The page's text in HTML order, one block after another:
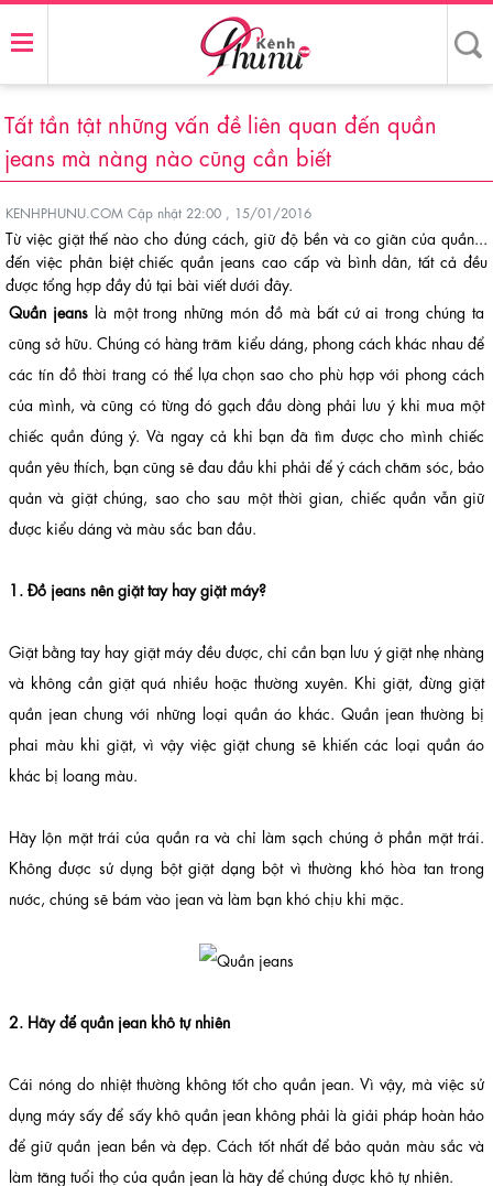
Tất tần tật những vấn đề liên quan đến quần
jeans mà nàng nào cũng cần biết
KENHPHUNU.COM Cập nhật 22:00 , 15/01/2016
Từ việc giặt thế nào cho đúng cách, giữ độ bền và co giãn của quần...
đến việc phân biệt chiếc quần jeans cao cấp và bình dân, tất cả đều
được tổng hợp đầy đủ tại bài viết dưới đây.
Quần jeanslà một trong những món đồ mà bất cứ ai trong chúng ta
cũng sở hữu. Chúng có hàng trăm kiểu dáng, phong cách khác nhau để
các tín đồ thời trang có thể lựa chọn sao cho phù hợp với phong cách
của mình, và cũng có từng đó gạch đầu dòng phải lưu ý khi mua một
chiếc quần đúng ý. Và ngay cả khi bạn đã tìm được cho mình chiếc
quần yêu thích, bạn cũng sẽ đau đầu khi phải để ý cách chăm sóc, bảo
quản và giặt chúng, sao cho sau một thời gian, chiếc quần vẫn giữ
được kiểu dáng và màu sắc ban đầu.
1. Đồ jeans nên giặt tay hay giặt máy?
Giặt bằng tay hay giặt máy đều được, chỉ cần bạn lưu ý giặt nhẹ nhàng
và không cần giặt quá nhiều hoặc thường xuyên. Khi giặt, đừng giặt
quần jean chung với những loại quần áo khác. Quần jean thường bị
phai màu khi giặt, vì vậy việc giặt chung sẽ khiến các loại quần áo
khác bị loang màu.
Hãy lộn mặt trái của quần ra và chỉ làm sạch chúng ở phần mặt trái.
Không được sử dụng bột giặt dạng bột vì thường khó hòa tan trong
nước, chúng sẽ bám vào jean và làm bạn khó chịu khi mặc.
2. Hãy để quần jean khô tự nhiên
Cái nóng do nhiệt thường không tốt cho quần jean. Vì vậy, mà việc sử
dụng máy sấy để sấy khô quần jean không phải là giải pháp hoàn hảo
để giữ quần jean bền và đẹp. Cách tốt nhất để bảo quản màu sắc và
làm tăng tuổi thọ của quần jean là hãy để chúng được khô tự nhiên.